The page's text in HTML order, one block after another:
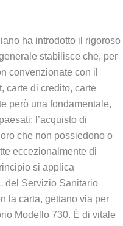
ha introdotto il rigoroso
stabilisce che, per
convenzionate con il
carte di credito, carte
però una fondamentale,
l’acquisto di
che non possiedono o
eccezionalmente di
si applica
del Servizio Sanitario
la carta, gettano via per
Modello 730. È di vitale